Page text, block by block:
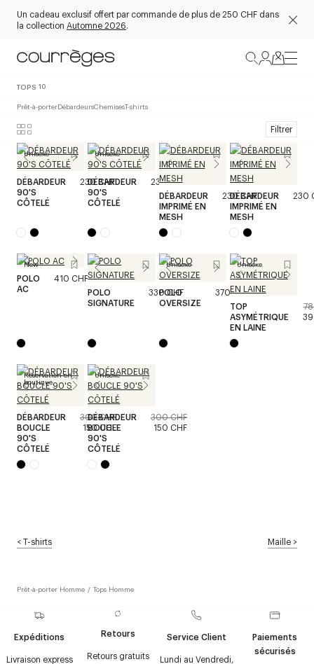
Un cadeau exclusif offert par commande de plus de 250 CHF dans
la collection Automne 2026.
TOPS 10
Prêt-à-porterDébardeursChemisesT-shirts
Filtrer
Unisexe
DÉBARDEUR
90'S
CÔTELÉ
230 CHF
Unisexe
DÉBARDEUR
90'S
CÔTELÉ
230 CHF
DÉBARDEUR
IMPRIMÉ EN
MESH
230 CHF
DÉBARDEUR
IMPRIMÉ EN
MESH
230
New
POLO
AC
410 CHF
POLO
SIGNATURE
330 CHF
Unisexe
POLO
OVERSIZE
370 CHF
Unisexe
TOP
ASYMÉTRIQUE
EN LAINE
Réservation en
boutique
DÉBARDEUR
BOUCLE
90'S
CÔTELÉ
300 CHF
150 CHF
Unisexe
DÉBARDEUR
BOUCLE
90'S
CÔTELÉ
300 CHF
150 CHF
<T-shirts Maille >
Prêt-à-porter Homme / Tops Homme
Expéditions
Livraison express
Retours
Retours gratuits
Service Client
Lundi au Vendredi,
Paiements
sécurisés